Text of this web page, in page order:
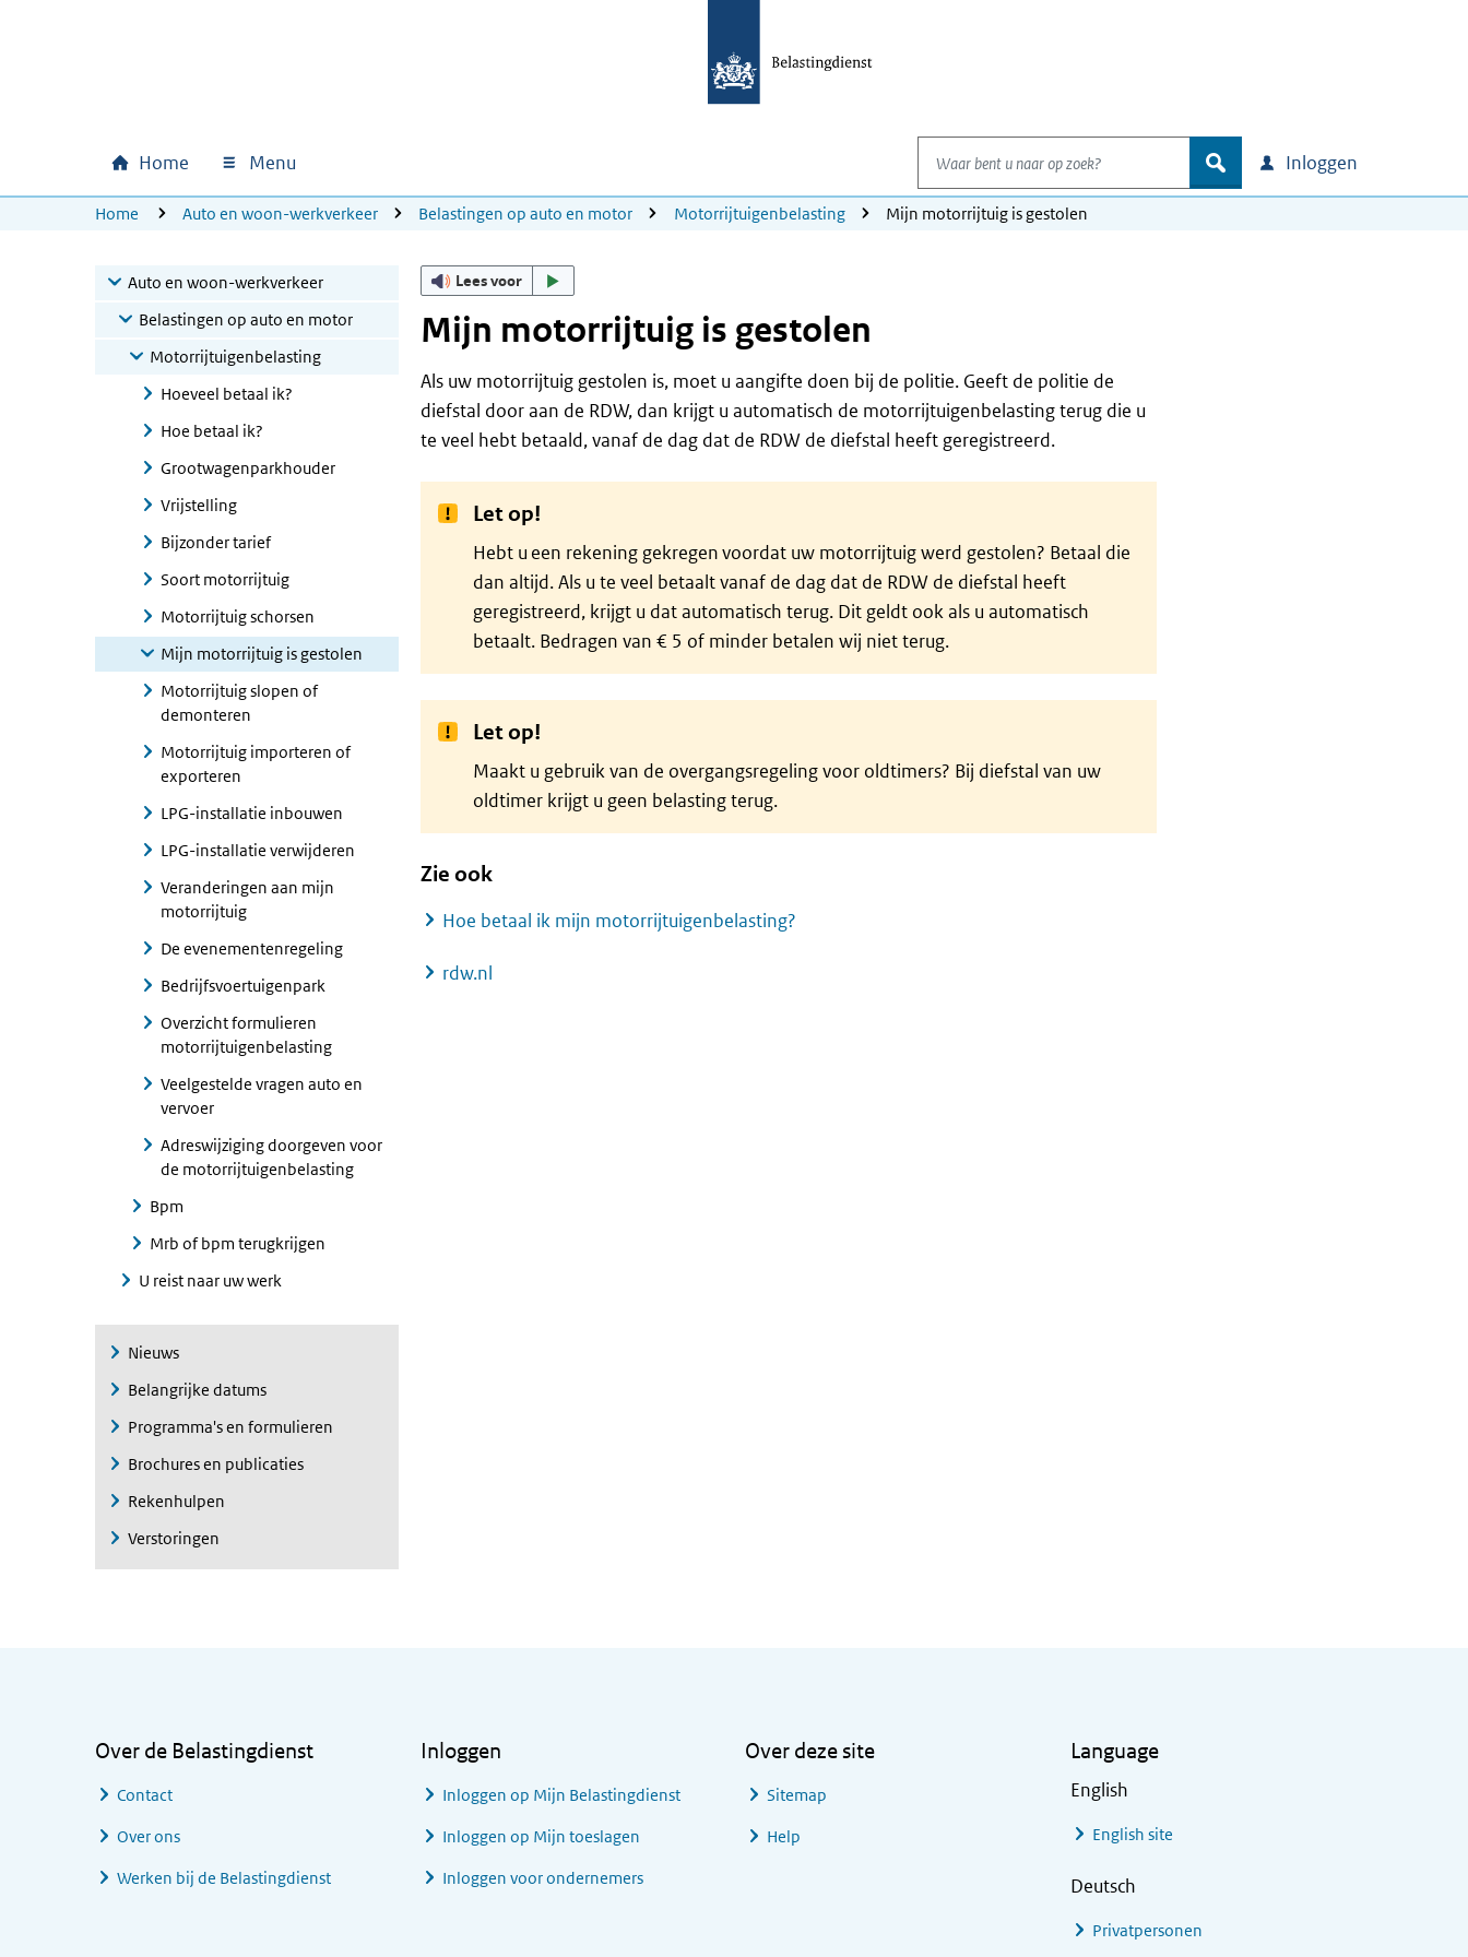
Hoofdnavigatie
Home Menu
Waar bent u naar op zoek?
zoek Inloggen
U bevindt zich hier:
Home Auto en woon-werkverkeer Belastingen op auto en motor Motorrijtuigenbelasting Mijn motorrijtuig is gestolen
Auto en woon-werkverkeer
Belastingen op auto en motor
Motorrijtuigenbelasting
Hoeveel betaal ik?
Hoe betaal ik?
Grootwagenparkhouder
Vrijstelling
Bijzonder tarief
Soort motorrijtuig
Motorrijtuig schorsen
Mijn motorrijtuig is gestolen
Motorrijtuig slopen of
demonteren
Motorrijtuig importeren of
exporteren
LPG-installatie inbouwen
LPG-installatie verwijderen
Veranderingen aan mijn
motorrijtuig
De evenementenregeling
Bedrijfsvoertuigenpark
Overzicht formulieren
motorrijtuigenbelasting
Veelgestelde vragen auto en
vervoer
Adreswijziging doorgeven voor
de motorrijtuigenbelasting
Bpm
Mrb of bpm terugkrijgen
U reist naar uw werk
Nieuws
Belangrijke datums
Programma's en formulieren
Brochures en publicaties
Rekenhulpen
Verstoringen
Lees voor
Mijn motorrijtuig is gestolen
Als uw motorrijtuig gestolen is, moet u aangifte doen bij de politie. Geeft de politie de
diefstal door aan de RDW, dan krijgt u automatisch de motorrijtuigenbelasting terug die u
te veel hebt betaald, vanaf de dag dat de RDW de diefstal heeft geregistreerd.
Let op!
Hebt u een rekening gekregen voordat uw motorrijtuig werd gestolen? Betaal die
dan altijd. Als u te veel betaalt vanaf de dag dat de RDW de diefstal heeft
geregistreerd, krijgt u dat automatisch terug. Dit geldt ook als u automatisch
betaalt. Bedragen van € 5 of minder betalen wij niet terug.
Let op!
Maakt u gebruik van de overgangsregeling voor oldtimers? Bij diefstal van uw
oldtimer krijgt u geen belasting terug.
Zie ook
Hoe betaal ik mijn motorrijtuigenbelasting?
rdw.nl
Over de Belastingdienst
Contact
Over ons
Werken bij de Belastingdienst
Inloggen
Inloggen op Mijn Belastingdienst
Inloggen op Mijn toeslagen
Inloggen voor ondernemers
Over deze site
Sitemap
Help
Language
English
English site
Deutsch
Privatpersonen